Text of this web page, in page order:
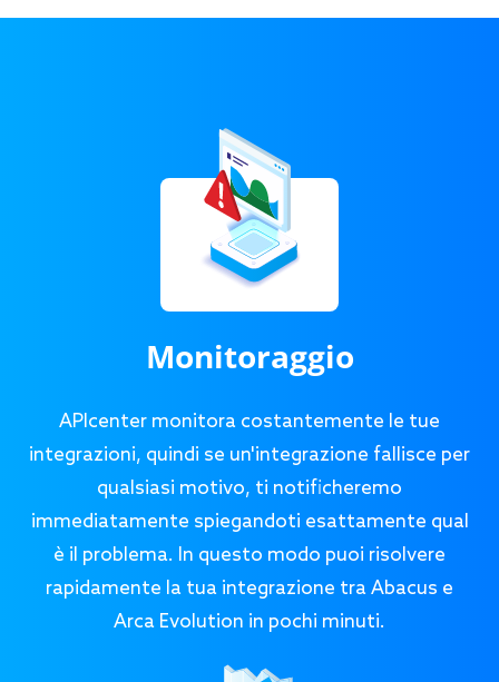
Monitoraggio
APIcenter monitora costantemente le tue
integrazioni, quindi se un'integrazione fallisce per
qualsiasi motivo, ti notificheremo
immediatamente spiegandoti esattamente qual
è il problema. In questo modo puoi risolvere
rapidamente la tua integrazione tra Abacus e
Arca Evolution in pochi minuti.